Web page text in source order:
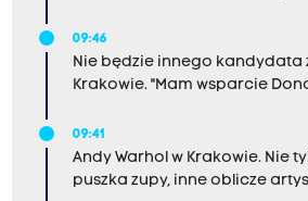
09:46
Nie będzie innego kandydata
Krakowie. "Mam wsparcie
09:41
Andy Warhol w Krakowie. Nie
puszka zupy, inne oblicze